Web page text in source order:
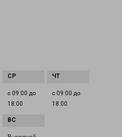
с 09:00 до
18:00
с 09:00 до
18:00